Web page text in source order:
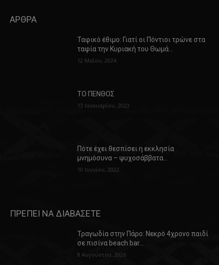
ΑΡΘΡΑ
Ταφικό έθιμο: Γιατί οι Πόντιοι τρώνε στα
ταφία την Κυριακή του Θωμά…
12 Μαΐου, 2024
ΤΟ ΠΕΝΘΟΣ
13 Ιανουαρίου, 2023
Πότε έχει θεσπίσει η εκκλησία
μνημόσυνα – ψυχοσάββατα…
10 Ιουνίου, 2022
ΠΡΕΠΕΙ ΝΑ ΔΙΑΒΑΣΕΤΕ
Τραγωδία στην Πάρο: Νεκρό 4χρονο παιδί
σε πισίνα beach bar…
8 Αυγούστου, 2026